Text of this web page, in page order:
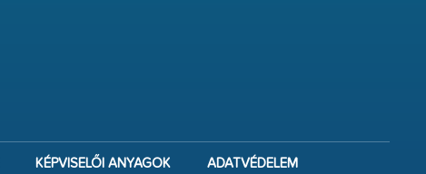
KÉPVISELŐI ANYAGOK ADATVÉDELEM